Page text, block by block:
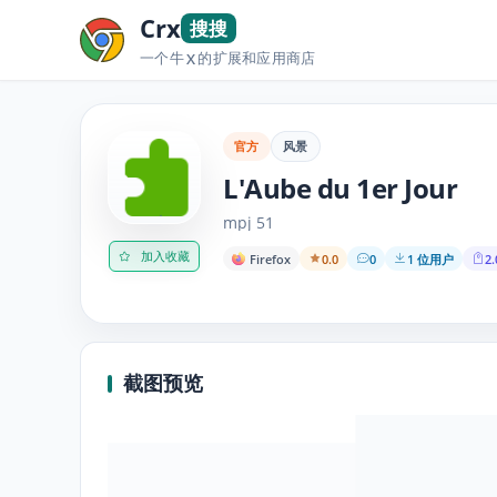
Crx 搜搜
一个牛X的扩展和应用商店
加入收藏
官方 风景
L'Aube du 1er Jour
mpj 51
Firefox 0.0 0 1 位用户
截图预览